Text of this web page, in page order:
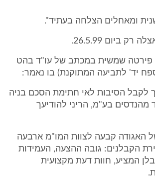
ומאחלים הצלחה בעתיד".
ביום 26.5.99.
פירטה שמשית במכתב של עו"ד בהט
לקבל הסיבות לאי חתימת הסכם בניה
בע"מ, הריני להודיעך
האגודה קבעה לצוות המו"מ ארבעה
הקבלנים: גובה ההצעה, העמידות
המציע, חוות דעת מקצועית